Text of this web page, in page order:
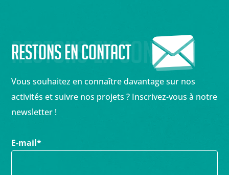
Restons en contact
Restons en contact
Vous souhaitez en connaître davantage sur nos
activités et suivre nos projets ? Inscrivez-vous à notre
newsletter !
E-mail*